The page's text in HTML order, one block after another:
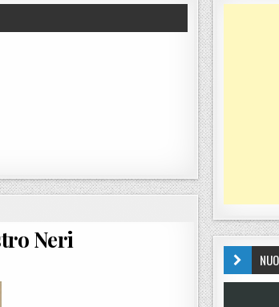
Neri
MARINA, PRESENTAZIONE LIBRO DI SILVESTRO NERI